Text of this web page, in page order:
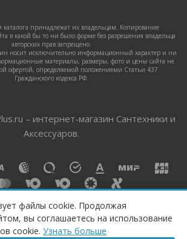
КУПИТЬ
каталога принадлежат их владельцам. Копирование
в какой бы то ни было форме без разрешения владельца
авторских прав запрещено.
носит исключительно информационный характер и ни
материалы, размеры, фото и цены сайта не
офертой, определяемой положениями Статьи 437
Гражданского кодекса РФ.
– интернет-магазин Сантехники и
Аксессуаров.
файлы cookie. Продолжая
вы соглашаетесь на использование
cookie. Узнать больше